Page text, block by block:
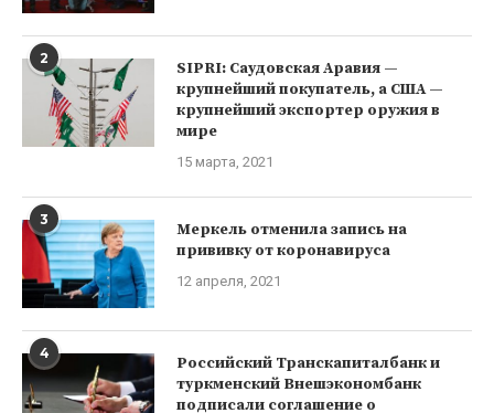
2
SIPRI: Саудовская Аравия —
крупнейший покупатель, а США —
крупнейший экспортер оружия в
мире
15 марта, 2021
3
Меркель отменила запись на
прививку от коронавируса
12 апреля, 2021
4
Российский Транскапиталбанк и
туркменский Внешэкономбанк
подписали соглашение о